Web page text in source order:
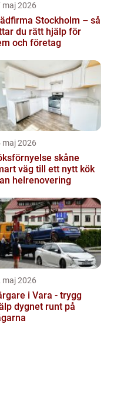
maj 2026
Stockholm – så
du rätt hjälp för
och företag
maj 2026
skåne
väg till ett nytt kök
helrenovering
maj 2026
i Vara - trygg
dygnet runt på